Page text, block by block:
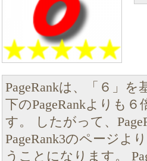
PageRankは、「６」
下のPageRankよりも
す。 したがって、
PageRank3のページよ
うことになります。